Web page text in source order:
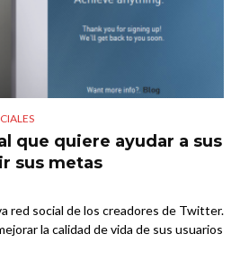
que quiere ayudar a sus
sus metas
red social de los creadores de Twitter.
la calidad de vida de sus usuarios